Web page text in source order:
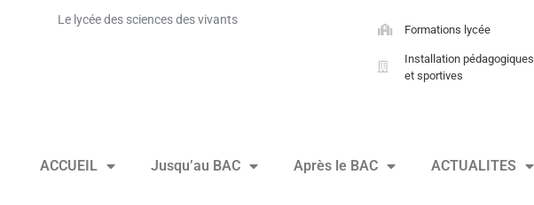
Le lycée des sciences des vivants
Formations lycée
Installation pédagogiques
et sportives
ACCUEIL Jusqu’au BAC Après le BAC ACTUALITES